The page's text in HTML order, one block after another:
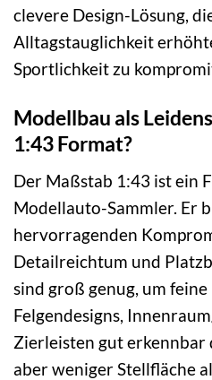
clevere Design-Lösung,
Alltagstauglichkeit
Sportlichkeit zu
Modellbau als
1:43 Format?
Der Maßstab 1:43 ist ein
Modellauto-Sammler. Er
hervorragenden
Detailreichtum und
sind groß genug, um
Felgendesigns,
Zierleisten gut erkennbar
aber weniger Stellfläche